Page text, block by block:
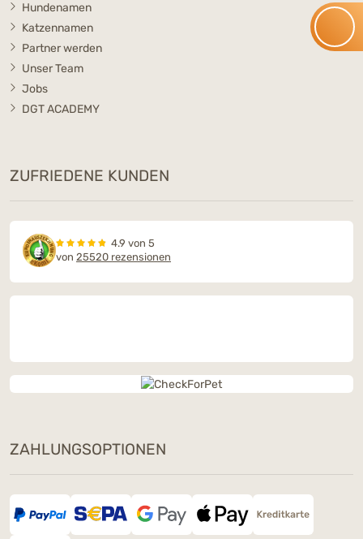
Hundenamen
Katzennamen
Partner werden
Unser Team
Jobs
DGT ACADEMY
ZUFRIEDENE KUNDEN
4.9 von 5
von 25520 rezensionen
ZAHLUNGSOPTIONEN